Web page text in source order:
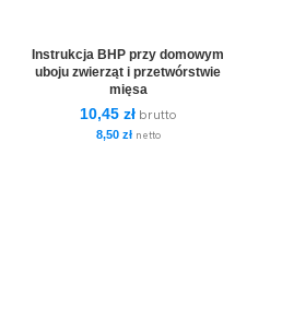
Instrukcja BHP przy domowym
uboju zwierząt i przetwórstwie
mięsa
10,45 zł brutto
8,50 złnetto